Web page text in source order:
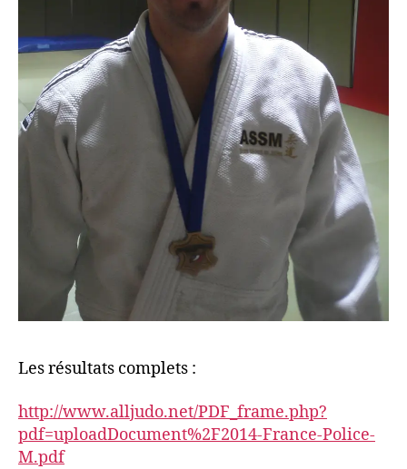
Les résultats complets :
http://www.alljudo.net/PDF_frame.php?
pdf=uploadDocument%2F2014-France-Police-
M.pdf